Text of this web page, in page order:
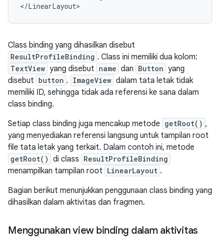
Class binding yang dihasilkan disebut
ResultProfileBinding . Class ini memiliki dua kolom:
TextView yang disebut name dan Button yang
disebut button . ImageView dalam tata letak tidak
memiliki ID, sehingga tidak ada referensi ke sana dalam
class binding.
Setiap class binding juga mencakup metode getRoot() ,
yang menyediakan referensi langsung untuk tampilan root
file tata letak yang terkait. Dalam contoh ini, metode
getRoot() di class ResultProfileBinding
menampilkan tampilan root LinearLayout .
Bagian berikut menunjukkan penggunaan class binding yang
dihasilkan dalam aktivitas dan fragmen.
Menggunakan view binding dalam aktivitas